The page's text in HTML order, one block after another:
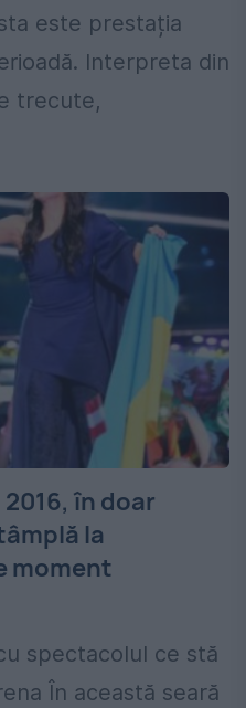
este prestația
Interpreta din
trecute,
2016, în doar
la
moment
spectacolul ce stă
În această seară